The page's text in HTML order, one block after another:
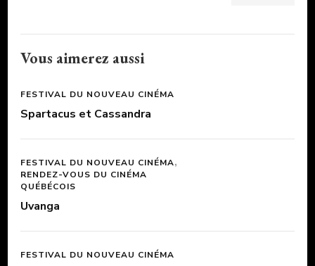
Vous aimerez aussi
FESTIVAL DU NOUVEAU CINÉMA
Spartacus et Cassandra
FESTIVAL DU NOUVEAU CINÉMA
RENDEZ-VOUS DU CINÉMA
QUÉBÉCOIS
Uvanga
FESTIVAL DU NOUVEAU CINÉMA